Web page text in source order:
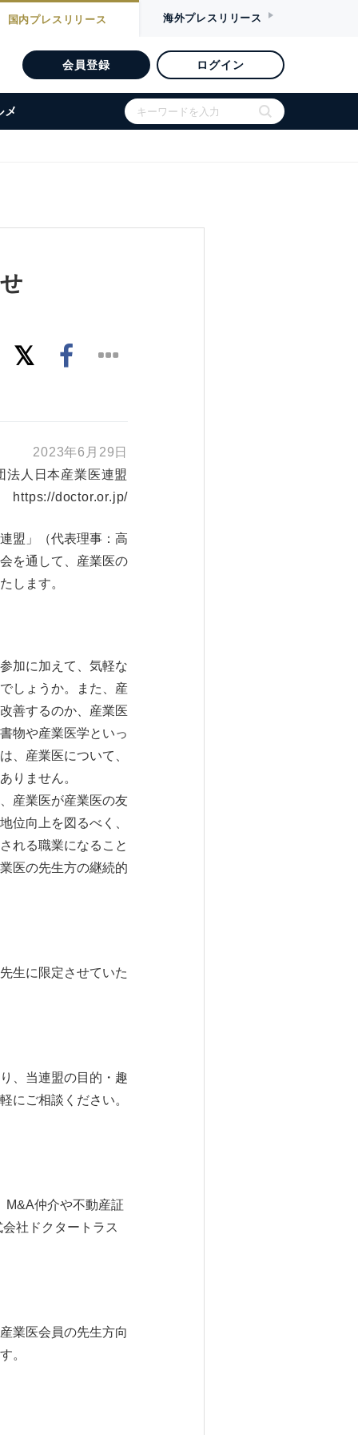
国内プレスリリース 海外プレスリリース
会員登録 ログイン
メ
2023年6月29日
法人日本産業医連盟
https://doctor.or.jp/
盟」（代表理事：高
を通して、産業医の
します。
加に加えて、気軽な
しょうか。また、産
善するのか、産業医
物や産業医学といっ
、産業医について、
りません。
産業医が産業医の友
位向上を図るべく、
れる職業になること
医の先生方の継続的
生に限定させていた
、当連盟の目的・趣
にご相談ください。
M&A仲介や不動産証
社ドクタートラス
業医会員の先生方向
。